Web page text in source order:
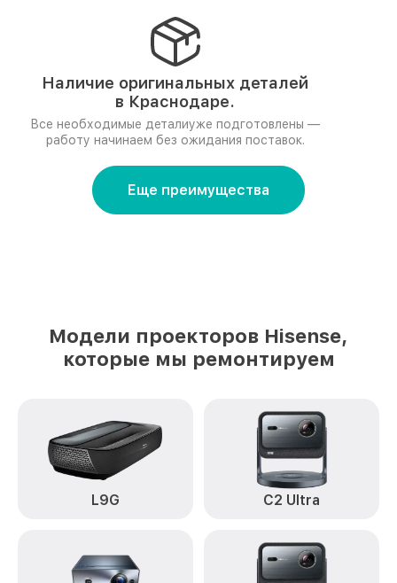
Наличие оригинальных деталей
в Краснодаре.
Все необходимые деталиуже подготовлены —
работу начинаем без ожидания поставок.
Еще преимущества
Модели проекторов Hisense,
которые мы ремонтируем
L9G C2 Ultra